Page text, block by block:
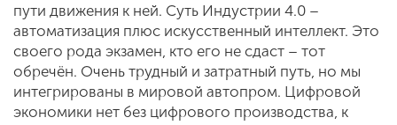
пути движения к ней. Суть Индустрии 4.0 –
автоматизация плюс искусственный интеллект. Это
своего рода экзамен, кто его не сдаст – тот
обречён. Очень трудный и затратный путь, но мы
интегрированы в мировой автопром. Цифровой
экономики нет без цифрового производства, к